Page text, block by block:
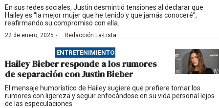
En sus redes sociales, Justin desmintió tensiones al declarar que
Hailey es “la mejor mujer que he tenido y que jamás conoceré”,
reafirmando su compromiso con ella.
22 de enero, 2025 · Redacción La-Lista
ENTRETENIMIENTO
Hailey Bieber responde a los rumores
de separación con Justin Bieber
El mensaje humorístico de Hailey sugiere que prefiere tomar los
rumores con ligereza y seguir enfocándose en su vida personal lejos
de las especulaciones.